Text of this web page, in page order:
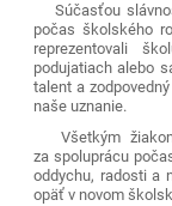
Súčasťou
počas školského
reprezentovali
podujatiach alebo
talent a
naše uznanie.
Všetkým
za spoluprácu
oddychu, radosti a
opäť v novom